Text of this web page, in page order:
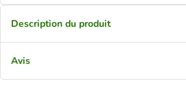
Description du produit
Avis